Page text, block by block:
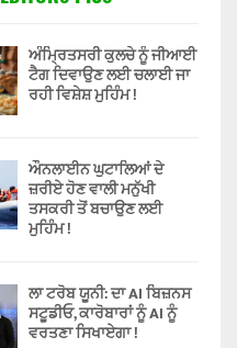
ਅੰਮ੍ਰਿਤਸਰੀ ਕੁਲਚੇ ਨੂੰ ਜੀਆਈ
ਟੈਗ ਦਿਵਾਉਣ ਲਈ ਚਲਾਈ ਜਾ
ਰਹੀ ਵਿਸ਼ੇਸ਼ ਮੁਹਿੰਮ !
ਔਨਲਾਈਨ ਘੁਟਾਲਿਆਂ ਦੇ
ਜ਼ਰੀਏ ਹੋਣ ਵਾਲੀ ਮਨੁੱਖੀ
ਤਸਕਰੀ ਤੋਂ ਬਚਾਉਣ ਲਈ
ਮੁਹਿੰਮ !
ਲਾ ਟਰੋਬ ਯੂਨੀ: ਦਾ AI ਬਿਜ਼ਨਸ
ਸਟੂਡੀਓ, ਕਾਰੋਬਾਰਾਂ ਨੂੰ AI ਨੂੰ
ਵਰਤਣਾ ਸਿਖਾਏਗਾ !